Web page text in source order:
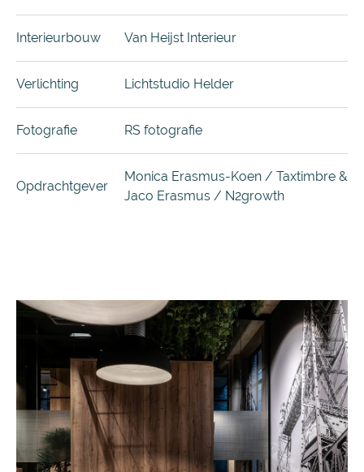
Interieurbouw Van Heijst Interieur
Verlichting Lichtstudio Helder
Fotografie RS fotografie
Opdrachtgever
Monica Erasmus-Koen / Taxtimbre &
Jaco Erasmus / N2growth